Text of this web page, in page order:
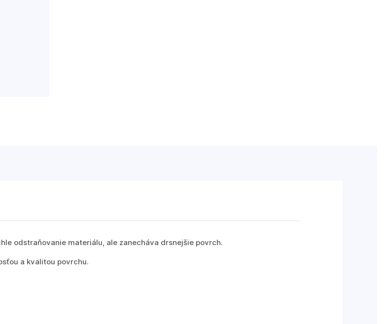
odstraňovanie materiálu, ale zanecháva drsnejšie povrch.
a kvalitou povrchu.